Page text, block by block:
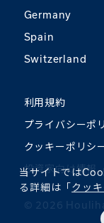
当サイトでは
る詳細は「クッ
Germany
Spain
Switzerland
利用規約
プライバシーポ
クッキーポリシ
投資家向け情報
©︎ 2026